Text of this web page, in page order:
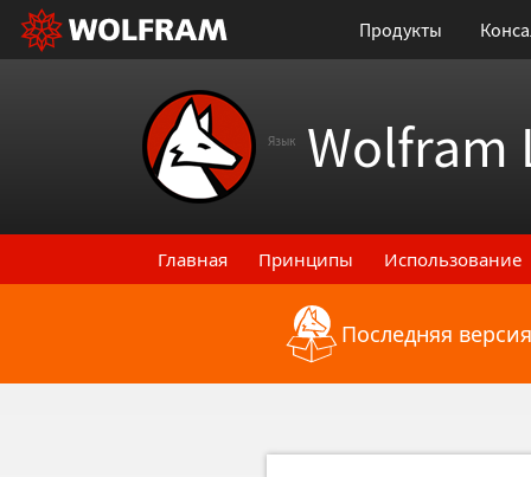
Продукты
Язык Wolfram
Главная Принципы Использование
Назад к последнимПоследняя